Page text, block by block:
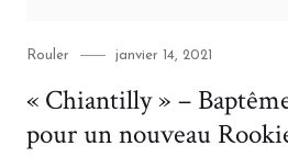
Category
Rouler
Posted
janvier 14, 2021
« Chiantilly » –
pour un nouveau